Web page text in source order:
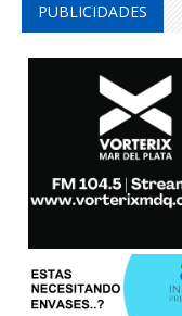
PUBLICIDADES